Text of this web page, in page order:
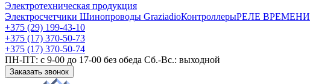
Электротехническая продукция
Электросчетчики Шинопроводы GraziadioКонтроллерыРЕЛЕ ВРЕМЕНИ
+375 (29) 199-43-10
+375 (17) 370-50-73
+375 (17) 370-50-74
ПН-ПТ: с 9-00 до 17-00 без обеда Сб.-Вс.: выходной
Заказать звонок